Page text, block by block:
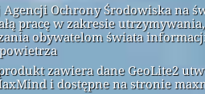
Agencji Ochrony Środowiska na
pracę w zakresie
obywatelom świata
zawiera dane GeoLite2
i dostępne na stronie